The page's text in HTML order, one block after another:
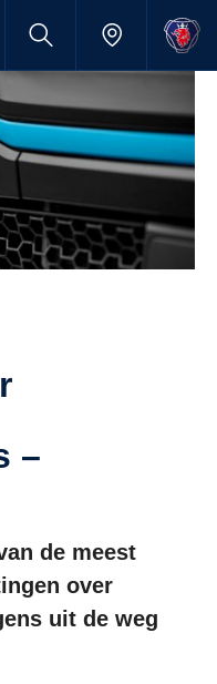
–
de meest
over
uit de weg